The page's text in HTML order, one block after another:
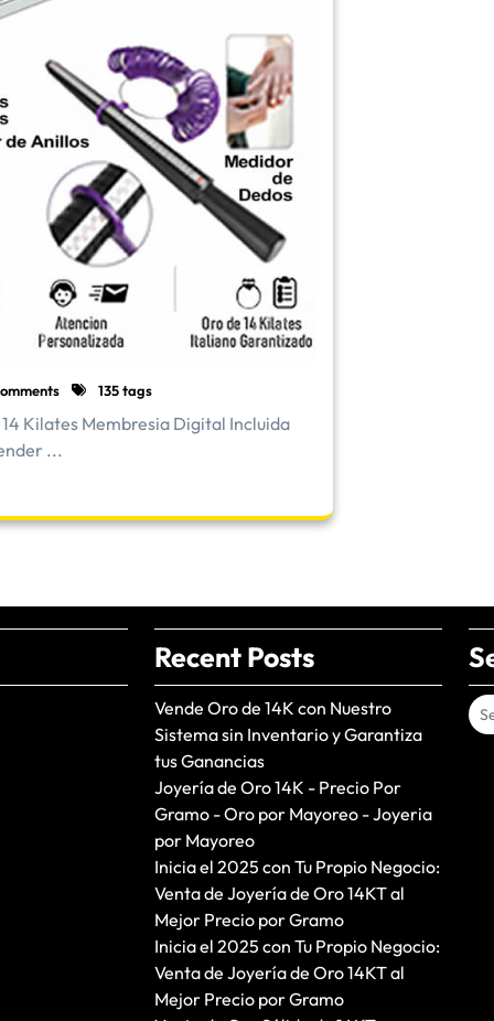
135 tags
14 Kilates Membresia Digital Incluida
...
Recent Posts
Vende Oro de 14K con Nuestro
Sistema sin Inventario y Garantiza
tus Ganancias
Joyería de Oro 14K - Precio Por
Gramo - Oro por Mayoreo - Joyeria
por Mayoreo
Inicia el 2025 con Tu Propio Negocio:
Venta de Joyería de Oro 14KT al
Mejor Precio por Gramo
Inicia el 2025 con Tu Propio Negocio:
Venta de Joyería de Oro 14KT al
Mejor Precio por Gramo